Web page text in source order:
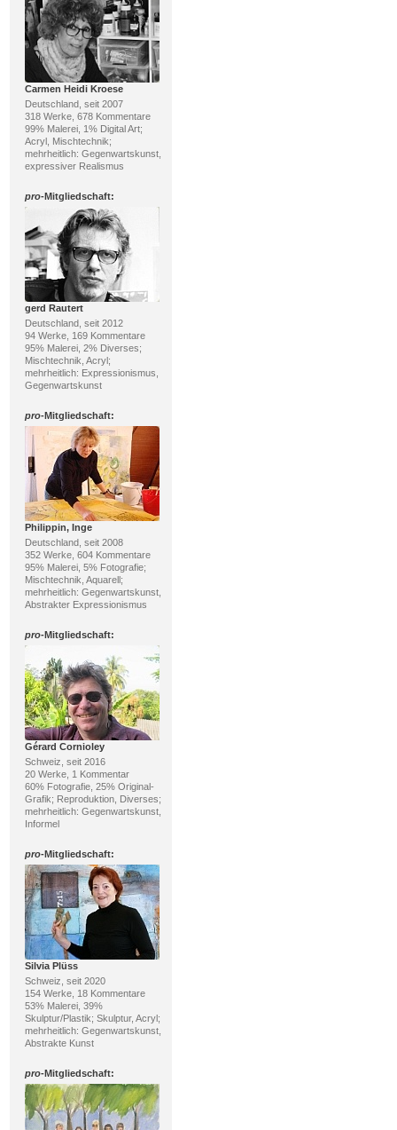
Carmen Heidi Kroese
Deutschland, seit 2007
318 Werke, 678 Kommentare
99% Malerei, 1% Digital Art;
Acryl, Mischtechnik;
mehrheitlich: Gegenwartskunst,
expressiver Realismus
pro-Mitgliedschaft:
gerd Rautert
Deutschland, seit 2012
94 Werke, 169 Kommentare
95% Malerei, 2% Diverses;
Mischtechnik, Acryl;
mehrheitlich: Expressionismus,
Gegenwartskunst
pro-Mitgliedschaft:
Philippin, Inge
Deutschland, seit 2008
352 Werke, 604 Kommentare
95% Malerei, 5% Fotografie;
Mischtechnik, Aquarell;
mehrheitlich: Gegenwartskunst,
Abstrakter Expressionismus
pro-Mitgliedschaft:
Gérard Cornioley
Schweiz, seit 2016
20 Werke, 1 Kommentar
60% Fotografie, 25% Original-
Grafik; Reproduktion, Diverses;
mehrheitlich: Gegenwartskunst,
Informel
pro-Mitgliedschaft:
Silvia Plüss
Schweiz, seit 2020
154 Werke, 18 Kommentare
53% Malerei, 39%
Skulptur/Plastik; Skulptur, Acryl;
mehrheitlich: Gegenwartskunst,
Abstrakte Kunst
pro-Mitgliedschaft: